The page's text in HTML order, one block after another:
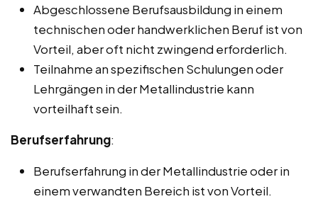
Abgeschlossene Berufsausbildung in einem
technischen oder handwerklichen Beruf ist von
Vorteil, aber oft nicht zwingend erforderlich.
Teilnahme an spezifischen Schulungen oder
Lehrgängen in der Metallindustrie kann
vorteilhaft sein.
Berufserfahrung:
Berufserfahrung in der Metallindustrie oder in
einem verwandten Bereich ist von Vorteil.